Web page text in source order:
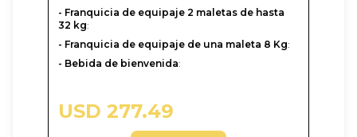
- Franquicia de equipaje 2 maletas de hasta
32 kg:
- Franquicia de equipaje de una maleta 8 Kg:
- Bebida de bienvenida:
USD 277.49